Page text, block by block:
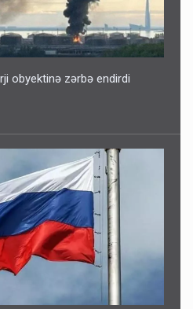
obyektinə zərbə endirdi